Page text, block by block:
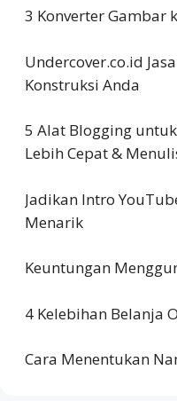
3 Konverter Gambar
Undercover.co.id
Konstruksi Anda
5 Alat Blogging
Lebih Cepat &
Jadikan Intro
Menarik
Keuntungan
4 Kelebihan Belanja
Cara Menentukan